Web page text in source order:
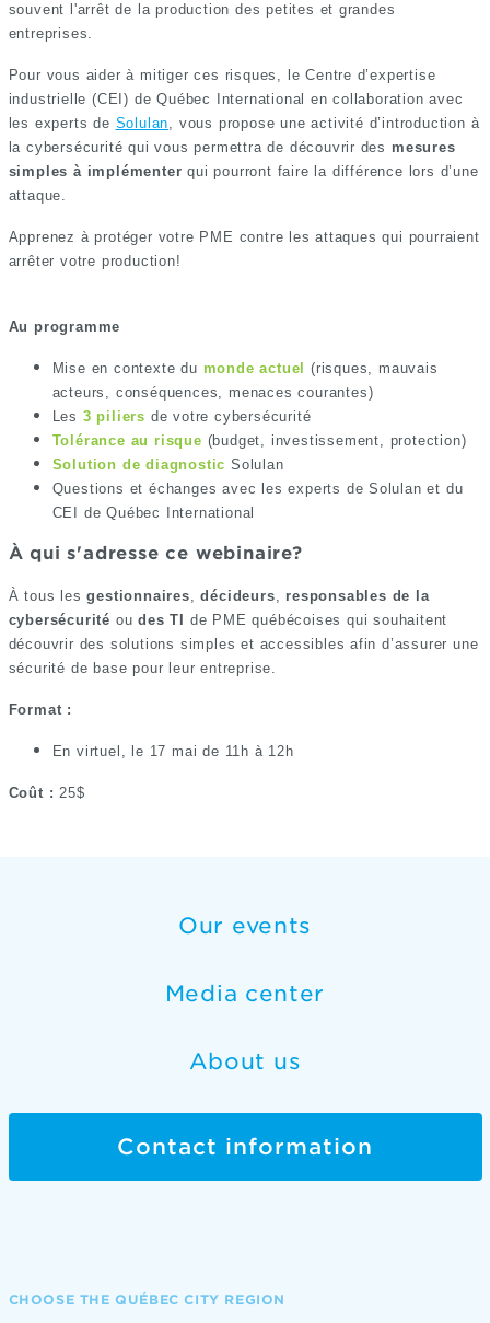
souvent l'arrêt de la production des petites et grandes
entreprises.
Pour vous aider à mitiger ces risques, le Centre d’expertise
industrielle (CEI) de Québec International en collaboration avec
les experts de Solulan, vous propose une activité d’introduction à
la cybersécurité qui vous permettra de découvrir des mesures
simples à implémenter qui pourront faire la différence lors d’une
attaque.
Apprenez à protéger votre PME contre les attaques qui pourraient
arrêter votre production!
Au programme
Mise en contexte du monde actuel
(risques, mauvais
acteurs, conséquences, menaces courantes)
Les 3 piliers de votre cybersécurité
Tolérance au risque (budget, investissement, protection)
Solution de diagnostic Solulan
Questions et échanges avec les experts de Solulan et du
CEI de Québec International
À qui s'adresse ce webinaire?
À tous lesgestionnaires,décideurs, responsables de la
cybersécurité ou des TI
de PME québécoises qui souhaitent
découvrir des solutions simples et accessibles afin d’assurer une
sécurité de base pour leur entreprise.
Format :
En virtuel, le 17 mai de 11h à 12h
Coût : 25$
Our events
Media center
About us
Contact information
CHOOSE THE QUÉBEC CITY REGION